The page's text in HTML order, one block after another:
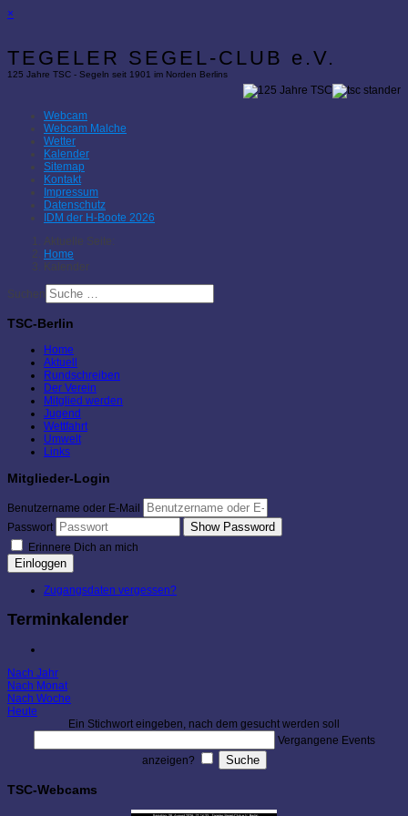
×
TEGELER SEGEL-CLUB e.V.
125 Jahre TSC - Segeln seit 1901 im Norden Berlins
Webcam
Webcam Malche
Wetter
Kalender
Sitemap
Kontakt
Impressum
Datenschutz
IDM der H-Boote 2026
Aktuelle Seite:
Home
Kalender
Suchen
TSC-Berlin
Home
Aktuell
Rundschreiben
Der Verein
Mitglied werden
Jugend
Wettfahrt
Umwelt
Links
Mitglieder-Login
Benutzername oder E-Mail
Passwort
Show Password
Erinnere Dich an mich
Einloggen
Zugangsdaten vergessen?
Terminkalender
Nach Jahr
Nach Monat
Nach Woche
Heute
Ein Stichwort eingeben, nach dem gesucht werden soll
Vergangene Events
anzeigen?
TSC-Webcams